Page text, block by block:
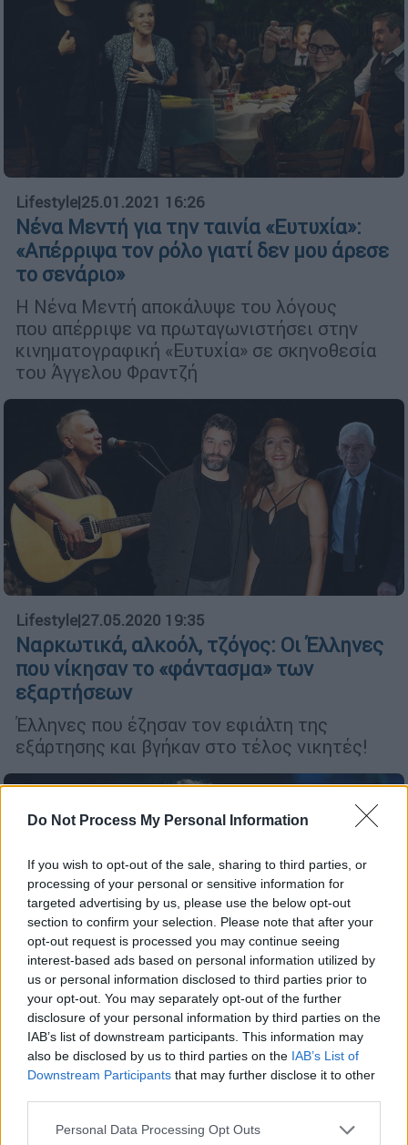
Do Not Process My Personal Information
If you wish to opt-out of the sale, sharing to third parties, or
processing of your personal or sensitive information for
targeted advertising by us, please use the below opt-out
section to confirm your selection. Please note that after your
opt-out request is processed you may continue seeing
interest-based ads based on personal information utilized by
us or personal information disclosed to third parties prior to
your opt-out. You may separately opt-out of the further
disclosure of your personal information by third parties on the
IAB’s list of downstream participants. This information may
also be disclosed by us to third parties on the IAB’s List of
Downstream Participants that may further disclose it to other
Please note that this website/app uses one or more Google
Personal Data Processing Opt Outs
Lifestyle|25.01.2021 16:26
Νένα Μεντή για την ταινία «Ευτυχία»:
«Απέρριψα τον ρόλο γιατί δεν μου άρεσε
το σενάριο»
Η Νένα Μεντή αποκάλυψε του λόγους
που απέρριψε να πρωταγωνιστήσει στην
κινηματογραφική «Ευτυχία» σε σκηνοθεσία
του Άγγελου Φραντζή
Lifestyle|27.05.2020 19:35
Ναρκωτικά, αλκοόλ, τζόγος: Οι Έλληνες
που νίκησαν το «φάντασμα» των
εξαρτήσεων
Έλληνες που έζησαν τον εφιάλτη της
εξάρτησης και βγήκαν στο τέλος νικητές!
Θέατρο|14.11.2019 12:14
Πέτρος Ζούλιας: Ρέπουμε στην
απομόνωση